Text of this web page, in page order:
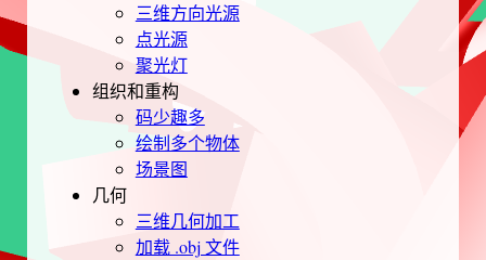
三维方向光源
点光源
聚光灯
组织和重构
码少趣多
绘制多个物体
场景图
几何
三维几何加工
加载 .obj 文件